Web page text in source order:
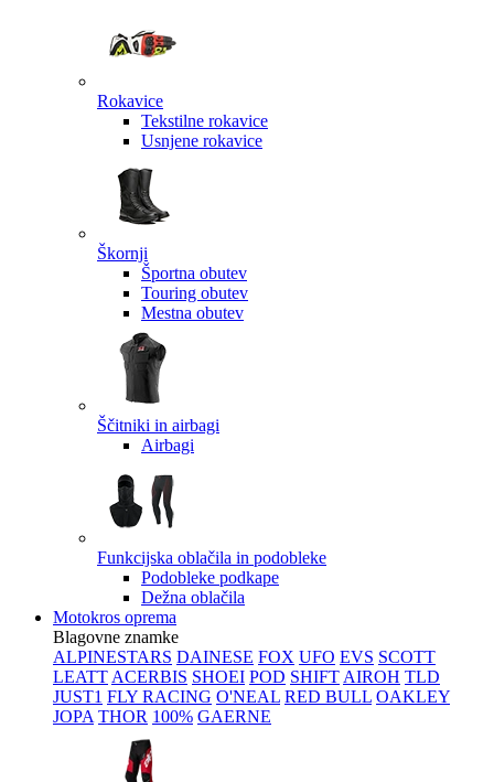
Rokavice
Tekstilne rokavice
Usnjene rokavice
Škornji
Športna obutev
Touring obutev
Mestna obutev
Ščitniki in airbagi
Airbagi
Funkcijska oblačila in podobleke
Podobleke podkape
Dežna oblačila
Motokros oprema
Blagovne znamke
ALPINESTARS DAINESE FOX UFO EVS SCOTT
LEATT ACERBIS SHOEI POD SHIFT AIROH TLD
JUST1 FLY RACING O'NEAL RED BULL OAKLEY
JOPA THOR 100% GAERNE